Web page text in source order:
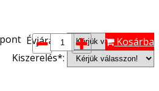
pont Évjárat*:
Kiszerelés*:
Kosárba